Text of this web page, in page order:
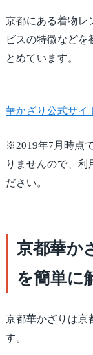
京都にある着物レ
ビスの特徴などを
とめています。
華かざり公式サイ
※2019年7月時点
りませんので、利
ださい。
京都華か
を簡単に
京都華かざりは京
す。